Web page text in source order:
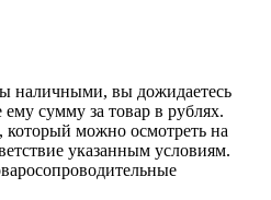
наличными, вы дожидаетесь
ему сумму за товар в рублях.
который можно осмотреть на
указанным условиям.